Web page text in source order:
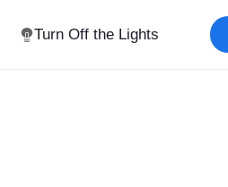
Turn Off the Lights